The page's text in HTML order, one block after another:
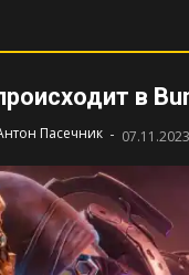
в
Пасечник - 07.11.2023